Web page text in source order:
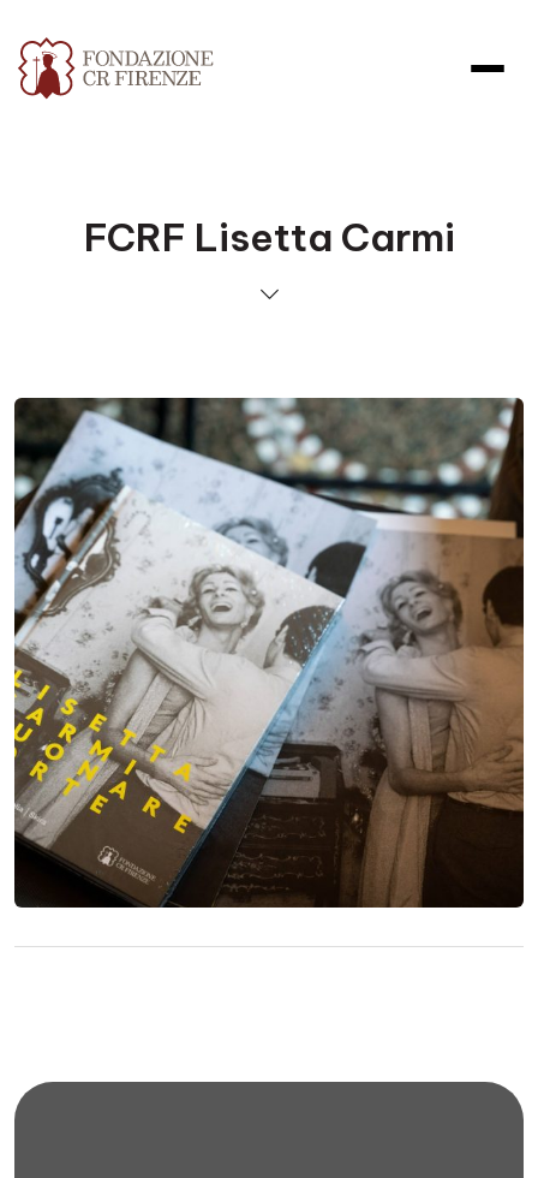
FCRF Lisetta Carmi